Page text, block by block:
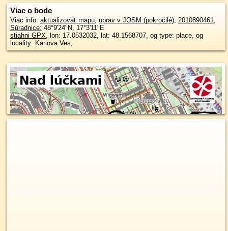
Viac o bode
Viac info: aktualizovať mapu, uprav v JOSM (pokročilé), 2010890461,
Súradnice: 48°9'24"N, 17°3'11"E
stiahni GPX, lon: 17.0532032, lat: 48.1568707, og type: place, og
locality: Karlova Ves,